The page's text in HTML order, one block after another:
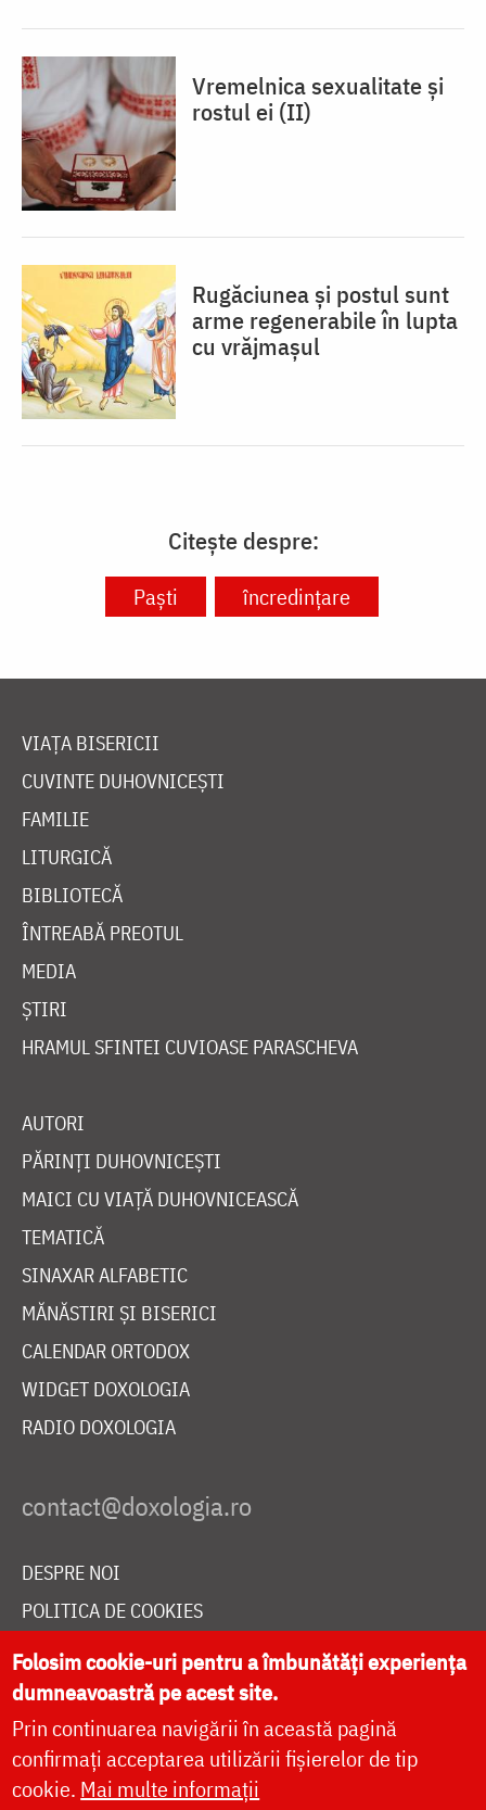
Vremelnica sexualitate și
rostul ei (II)
Rugăciunea și postul sunt
arme regenerabile în lupta
cu vrăjmașul
Citește despre:
Paști încredințare
VIAȚA BISERICII
CUVINTE DUHOVNICEȘTI
FAMILIE
LITURGICĂ
BIBLIOTECĂ
ÎNTREABĂ PREOTUL
MEDIA
ȘTIRI
HRAMUL SFINTEI CUVIOASE PARASCHEVA
AUTORI
PĂRINȚI DUHOVNICEȘTI
MAICI CU VIAȚĂ DUHOVNICEASCĂ
TEMATICĂ
SINAXAR ALFABETIC
MĂNĂSTIRI ȘI BISERICI
CALENDAR ORTODOX
WIDGET DOXOLOGIA
RADIO DOXOLOGIA
DESPRE NOI
POLITICA DE COOKIES
DONEAZĂ ONLINE PENTRU CATEDRALA NAȚIONALĂ
LIVE
Folosim cookie-uri pentru a îmbunătăți experiența
dumneavoastră pe acest site.
Prin continuarea navigării în această pagină
confirmați acceptarea utilizării fișierelor de tip
cookie. Mai multe informații